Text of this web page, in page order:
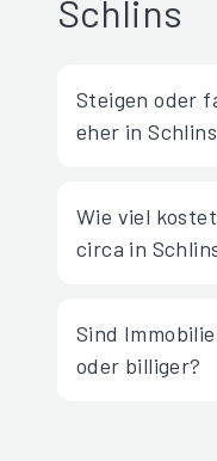
Schlins
Steigen oder
eher in
Wie viel
circa in
Sind
oder billiger?